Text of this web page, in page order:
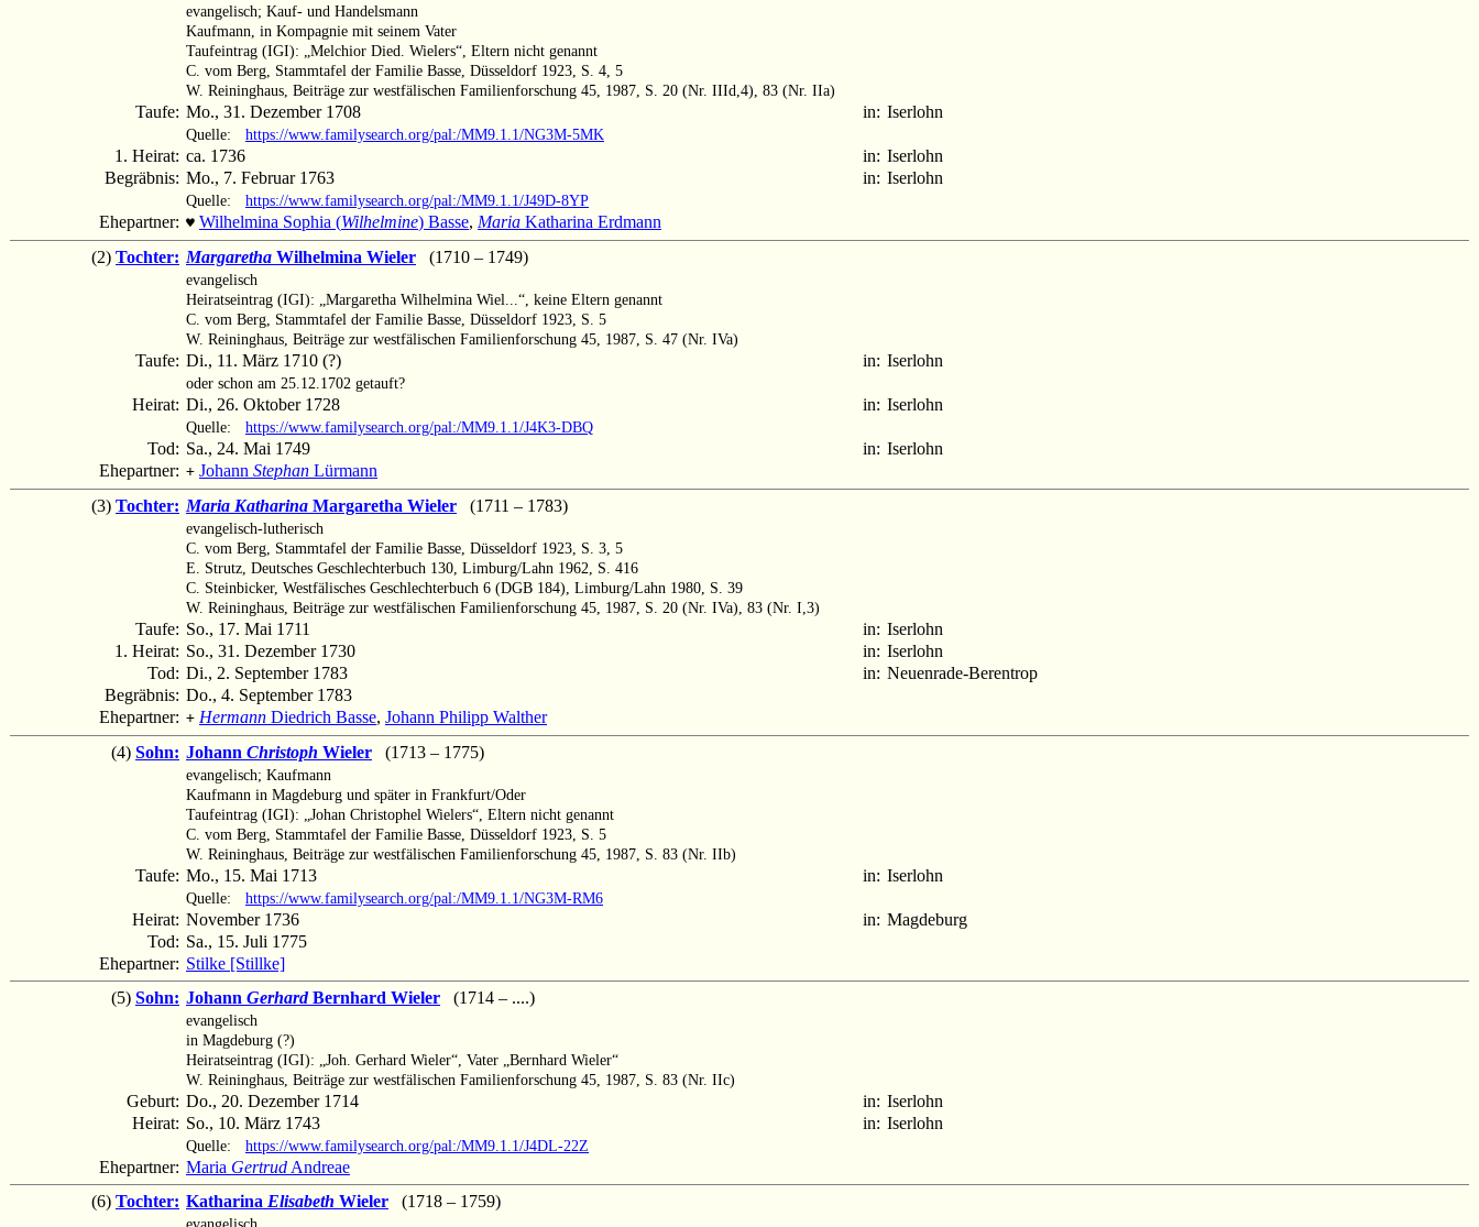
evangelisch; Kauf- und Handelsmann
Kaufmann, in Kompagnie mit seinem Vater
Taufeintrag (IGI): „Melchior Died. Wielers“, Eltern nicht genannt
C. vom Berg, Stammtafel der Familie Basse, Düsseldorf 1923, S. 4, 5
W. Reininghaus, Beiträge zur westfälischen Familienforschung 45, 1987, S. 20 (Nr. IIId,4), 83 (Nr. IIa)
Taufe: Mo., 31. Dezember 1708 in: Iserlohn
Quelle: https://www.familysearch.org/pal:/MM9.1.1/NG3M-5MK
1. Heirat: ca. 1736 in: Iserlohn
Begräbnis: Mo., 7. Februar 1763 in: Iserlohn
Quelle: https://www.familysearch.org/pal:/MM9.1.1/J49D-8YP
Ehepartner: ♥ Wilhelmina Sophia (Wilhelmine) Basse, Maria Katharina Erdmann
(2) Tochter: Margaretha Wilhelmina Wieler (1710 – 1749)
evangelisch
Heiratseintrag (IGI): „Margaretha Wilhelmina Wiel...“, keine Eltern genannt
C. vom Berg, Stammtafel der Familie Basse, Düsseldorf 1923, S. 5
W. Reininghaus, Beiträge zur westfälischen Familienforschung 45, 1987, S. 47 (Nr. IVa)
Taufe: Di., 11. März 1710 (?) in: Iserlohn
oder schon am 25.12.1702 getauft?
Heirat: Di., 26. Oktober 1728 in: Iserlohn
Quelle: https://www.familysearch.org/pal:/MM9.1.1/J4K3-DBQ
Tod: Sa., 24. Mai 1749 in: Iserlohn
Ehepartner: + Johann Stephan Lürmann
(3) Tochter: Maria Katharina Margaretha Wieler (1711 – 1783)
evangelisch-lutherisch
C. vom Berg, Stammtafel der Familie Basse, Düsseldorf 1923, S. 3, 5
E. Strutz, Deutsches Geschlechterbuch 130, Limburg/Lahn 1962, S. 416
C. Steinbicker, Westfälisches Geschlechterbuch 6 (DGB 184), Limburg/Lahn 1980, S. 39
W. Reininghaus, Beiträge zur westfälischen Familienforschung 45, 1987, S. 20 (Nr. IVa), 83 (Nr. I,3)
Taufe: So., 17. Mai 1711 in: Iserlohn
1. Heirat: So., 31. Dezember 1730 in: Iserlohn
Tod: Di., 2. September 1783 in: Neuenrade-Berentrop
Begräbnis: Do., 4. September 1783
Ehepartner: + Hermann Diedrich Basse, Johann Philipp Walther
(4) Sohn: Johann Christoph Wieler (1713 – 1775)
evangelisch; Kaufmann
Kaufmann in Magdeburg und später in Frankfurt/Oder
Taufeintrag (IGI): „Johan Christophel Wielers“, Eltern nicht genannt
C. vom Berg, Stammtafel der Familie Basse, Düsseldorf 1923, S. 5
W. Reininghaus, Beiträge zur westfälischen Familienforschung 45, 1987, S. 83 (Nr. IIb)
Taufe: Mo., 15. Mai 1713 in: Iserlohn
Quelle: https://www.familysearch.org/pal:/MM9.1.1/NG3M-RM6
Heirat: November 1736 in: Magdeburg
Tod: Sa., 15. Juli 1775
Ehepartner: Stilke [Stillke]
(5) Sohn: Johann GerhardBernhard Wieler (1714 – ....)
evangelisch
in Magdeburg (?)
Heiratseintrag (IGI): „Joh. Gerhard Wieler“, Vater „Bernhard Wieler“
W. Reininghaus, Beiträge zur westfälischen Familienforschung 45, 1987, S. 83 (Nr. IIc)
Geburt: Do., 20. Dezember 1714 in: Iserlohn
Heirat: So., 10. März 1743 in: Iserlohn
Quelle: https://www.familysearch.org/pal:/MM9.1.1/J4DL-22Z
Ehepartner: Maria Gertrud Andreae
(6) Tochter: Katharina Elisabeth Wieler (1718 – 1759)